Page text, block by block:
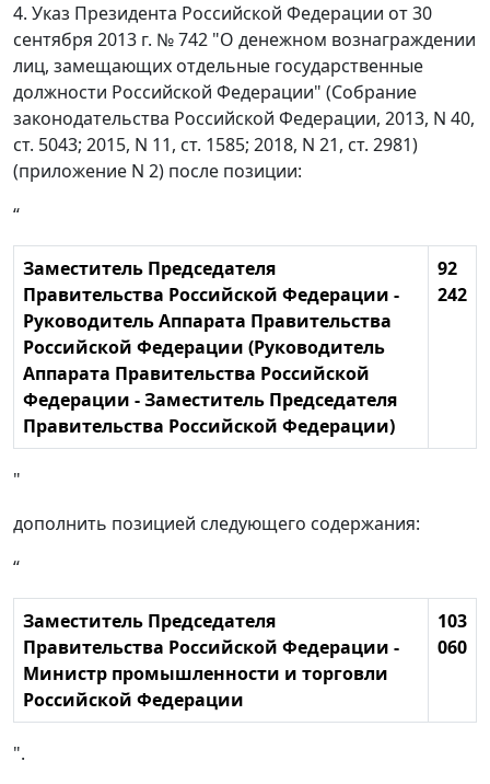
4. Указ Президента Российской Федерации от 30
сентября 2013 г. № 742 "О денежном вознаграждении
лиц, замещающих отдельные государственные
должности Российской Федерации" (Собрание
законодательства Российской Федерации, 2013, N 40,
ст. 5043; 2015, N 11, ст. 1585; 2018, N 21, ст. 2981)
(приложение N 2) после позиции:
“
Заместитель Председателя
Правительства Российской Федерации -
Руководитель Аппарата Правительства
Российской Федерации (Руководитель
Аппарата Правительства Российской
Федерации - Заместитель Председателя
Правительства Российской Федерации)
92
242
"
дополнить позицией следующего содержания:
“
Заместитель Председателя
Правительства Российской Федерации -
Министр промышленности и торговли
Российской Федерации
103
060
".